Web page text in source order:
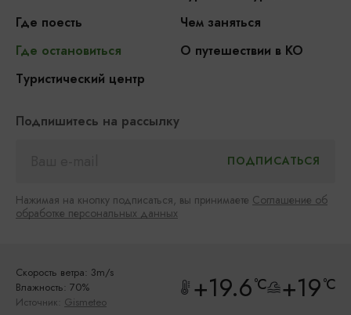
Где поесть
Чем заняться
Где остановиться
О путешествии в КО
Туристический центр
Подпишитесь на рассылку
Нажимая на кнопку подписаться, вы принимаете Соглашение об
обработке персональных данных
Скорость ветра: 3m/s
Влажность: 70%
Источник: Gismeteo +19.6°C +19°C